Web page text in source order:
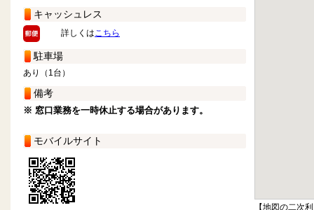
キャッシュレス
詳しくはこちら
駐車場
あり（1台）
備考
※ 窓口業務を一時休止する場合があります。
モバイルサイト
【地図の二次